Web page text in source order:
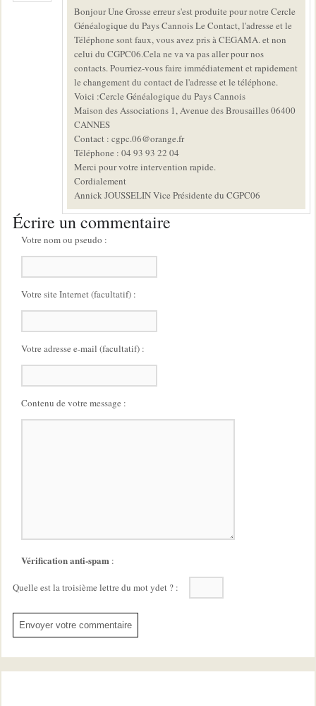
Bonjour Une Grosse erreur s'est produite pour notre Cercle
Généalogique du Pays Cannois Le Contact, l'adresse et le
Téléphone sont faux, vous avez pris à CEGAMA. et non
celui du CGPC06.Cela ne va va pas aller pour nos
contacts. Pourriez-vous faire immédiatement et rapidement
le changement du contact de l'adresse et le téléphone.
Voici :Cercle Généalogique du Pays Cannois
Maison des Associations 1, Avenue des Brousailles 06400
CANNES
Contact : cgpc.06@orange.fr
Téléphone : 04 93 93 22 04
Merci pour votre intervention rapide.
Cordialement
Annick JOUSSELIN Vice Présidente du CGPC06
Écrire un commentaire
Votre nom ou pseudo :
Votre site Internet (facultatif) :
Votre adresse e-mail (facultatif) :
Contenu de votre message :
Vérification anti-spam :
Quelle est la troisième lettre du mot ydet ? :